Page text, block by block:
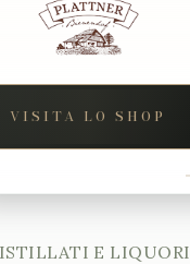
VISITA LO SHOP
E LIQUORI